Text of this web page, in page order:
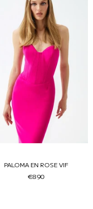
PALOMA EN ROSE VIF
€890